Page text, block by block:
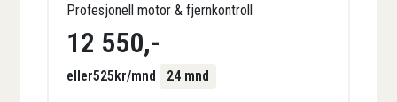
Profesjonell motor & fjernkontroll
12 550,-
eller525kr/mnd 24 mnd